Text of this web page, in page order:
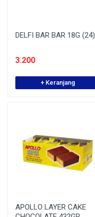
DELFI BAR BAR 18G (24)
3.200
+ Keranjang
APOLLO LAYER CAKE